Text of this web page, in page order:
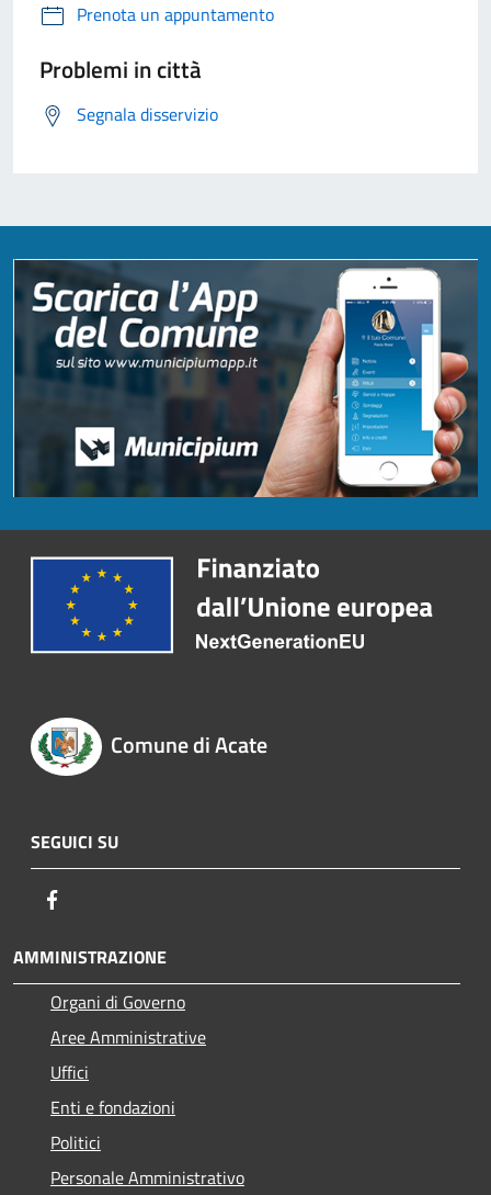
Prenota un appuntamento
Problemi in città
Segnala disservizio
Comune di Acate
SEGUICI SU
AMMINISTRAZIONE
Organi di Governo
Aree Amministrative
Uffici
Enti e fondazioni
Politici
Personale Amministrativo